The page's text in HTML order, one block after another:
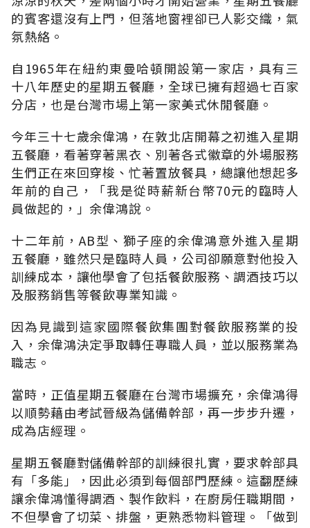
的賓客還沒有上門，但落地窗裡卻已人影交織，氣
氛熱絡。
自1965年在紐約東曼哈頓開設第一家店，具有三
十八年歷史的星期五餐廳，全球已擁有超過七百家
分店，也是台灣市場上第一家美式休閒餐廳。
今年三十七歲余偉鴻，在敦北店開幕之初進入星期
五餐廳，看著穿著黑衣、別著各式徽章的外場服務
生們正在來回穿梭、忙著置放餐具，總讓他想起多
年前的自己，「我是從時薪新台幣70元的臨時人
員做起的，」余偉鴻說。
十二年前，AB型、獅子座的余偉鴻意外進入星期
五餐廳，雖然只是臨時人員，公司卻願意對他投入
訓練成本，讓他學會了包括餐飲服務、調酒技巧以
及服務銷售等餐飲專業知識。
因為見識到這家國際餐飲集團對餐飲服務業的投
入，余偉鴻決定爭取轉任專職人員，並以服務業為
職志。
當時，正值星期五餐廳在台灣市場擴充，余偉鴻得
以順勢藉由考試晉級為儲備幹部，再一步步升遷，
成為店經理。
星期五餐廳對儲備幹部的訓練很扎實，要求幹部具
有「多能」，因此必須到每個部門歷練。這翻歷練
讓余偉鴻懂得調酒、製作飲料，在廚房任職期間，
不但學會了切菜、排盤，更熟悉物料管理。「做到